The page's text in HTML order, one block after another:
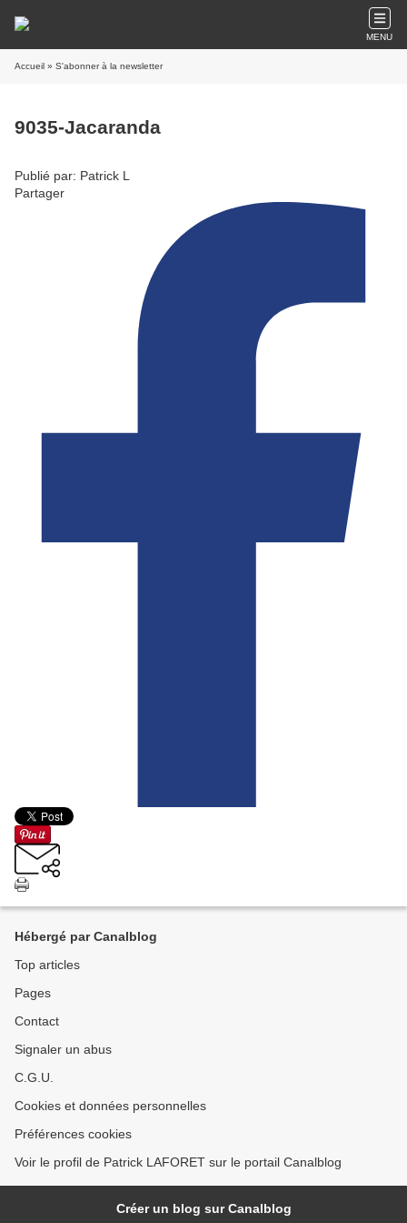
MENU
Accueil » S'abonner à la newsletter
9035-Jacaranda
Publié par: Patrick L
Partager
Hébergé par Canalblog
Top articles
Pages
Contact
Signaler un abus
C.G.U.
Cookies et données personnelles
Préférences cookies
Voir le profil de Patrick LAFORET sur le portail Canalblog
Créer un blog sur Canalblog